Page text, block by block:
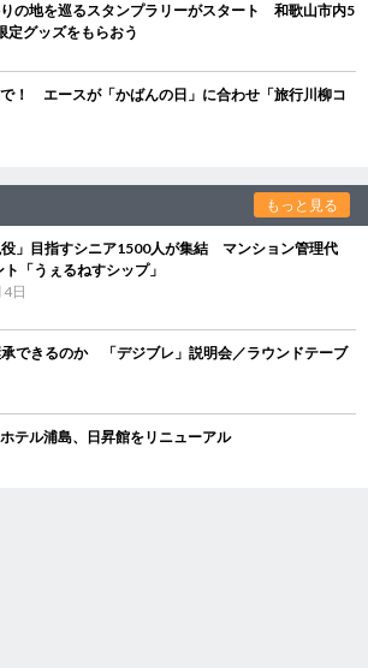
の地を巡るスタンプラリーがスタート 和歌山市内5
定グッズをもらおう
！ エースが「かばんの日」に合わせ「旅行川柳コ
もっと見る
役」目指すシニア1500人が集結 マンション管理代
「うぇるねすシップ」
日
できるのか 「デジブレ」説明会／ラウンドテーブ
テル浦島、日昇館をリニューアル